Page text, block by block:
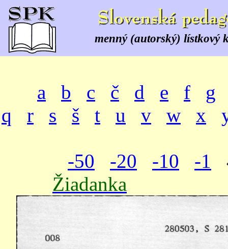
menný (autorský) lístkový
a b c č d e f
g
q
r s š t u v w x
-50 -20 -10
-1
Žiadanka